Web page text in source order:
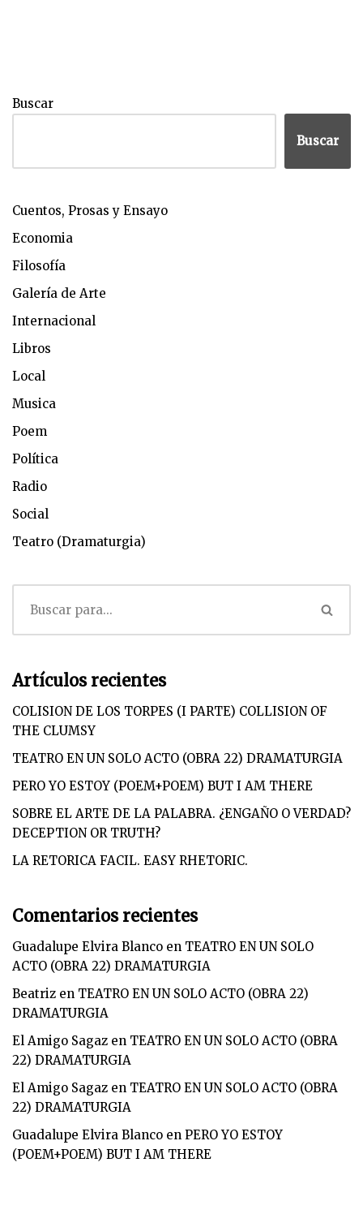
Buscar
Buscar
Cuentos, Prosas y Ensayo
Economia
Filosofía
Galería de Arte
Internacional
Libros
Local
Musica
Poem
Política
Radio
Social
Teatro (Dramaturgia)
Artículos recientes
COLISION DE LOS TORPES (I PARTE) COLLISION OF
THE CLUMSY
TEATRO EN UN SOLO ACTO (OBRA 22) DRAMATURGIA
PERO YO ESTOY (POEM+POEM) BUT I AM THERE
SOBRE EL ARTE DE LA PALABRA. ¿ENGAÑO O VERDAD?
DECEPTION OR TRUTH?
LA RETORICA FACIL. EASY RHETORIC.
Comentarios recientes
Guadalupe Elvira Blanco en TEATRO EN UN SOLO
ACTO (OBRA 22) DRAMATURGIA
Beatriz en TEATRO EN UN SOLO ACTO (OBRA 22)
DRAMATURGIA
El Amigo Sagaz en TEATRO EN UN SOLO ACTO (OBRA
22) DRAMATURGIA
El Amigo Sagaz en TEATRO EN UN SOLO ACTO (OBRA
22) DRAMATURGIA
Guadalupe Elvira Blanco en PERO YO ESTOY
(POEM+POEM) BUT I AM THERE